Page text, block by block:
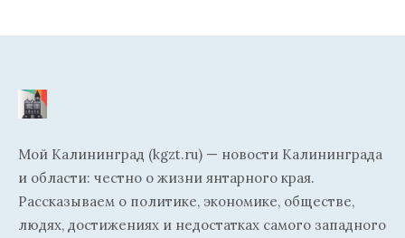
Мой Калининград (kgzt.ru) — новости Калининграда
и области: честно о жизни янтарного края.
Рассказываем о политике, экономике, обществе,
людях, достижениях и недостатках самого западного